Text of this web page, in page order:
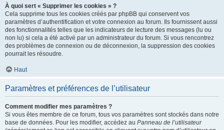
À quoi sert « Supprimer les cookies » ?
Cela supprime tous les cookies créés par phpBB qui conservent vos
paramètres d’authentification et votre connexion au forum. Ils fournissent aussi
des fonctionnalités telles que les indicateurs de lecture des messages (lu ou
non lu) si cela a été activé par un administrateur du forum. Si vous rencontrez
des problèmes de connexion ou de déconnexion, la suppression des cookies
pourrait les résoudre.
Haut
Paramètres et préférences de l’utilisateur
Comment modifier mes paramètres ?
Si vous êtes membre de ce forum, tous vos paramètres sont stockés dans notre
base de données. Pour les modifier, accédez au Panneau de l’utilisateur